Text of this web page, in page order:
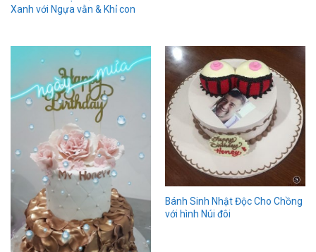
Xanh với Ngựa vằn & Khỉ con
Bánh Sinh Nhật Độc Cho Chồng
với hình Núi đôi